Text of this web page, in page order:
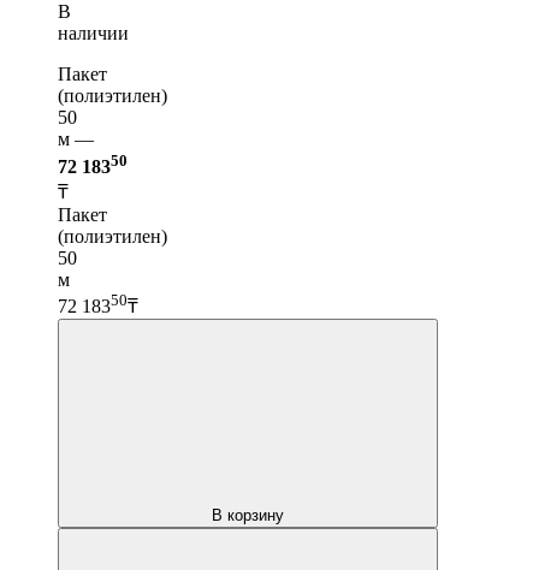
В
наличии
Пакет
(полиэтилен)
50
м —
72 18350
₸
Пакет
(полиэтилен)
50
м
72 18350₸
В корзину